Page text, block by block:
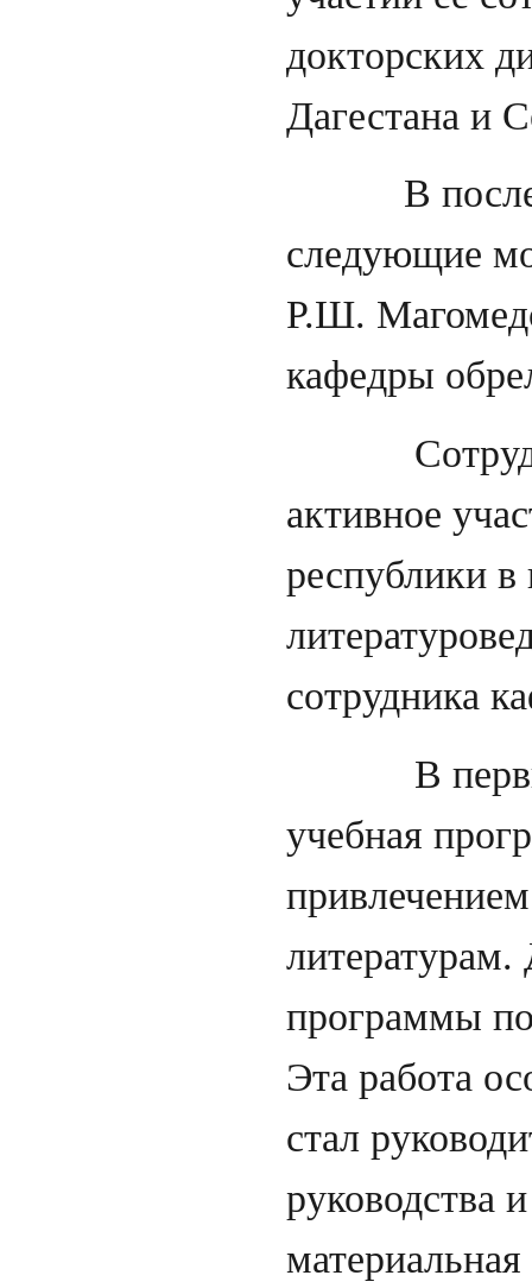
докторских
Дагестана и
В
следующие
Р.Ш.
кафедры
активное
республики в
сотрудника
В первые
учебная
программы
Эта работа
стал
руководства